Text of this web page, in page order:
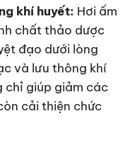
khí huyết: Hơi ấm
chất thảo dược
đạo dưới lòng
và lưu thông khí
chỉ giúp giảm các
cải thiện chức